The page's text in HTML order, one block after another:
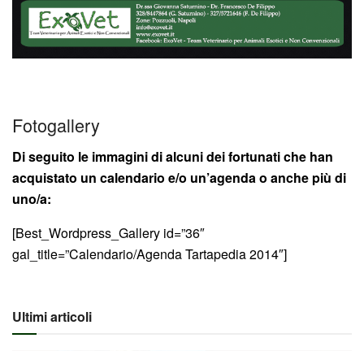
Fotogallery
Di seguito le immagini di alcuni dei fortunati che han
acquistato un calendario e/o un’agenda o anche più di
uno/a:
[Best_Wordpress_Gallery id=”36″
gal_title=”Calendario/Agenda Tartapedia 2014″]
Ultimi articoli